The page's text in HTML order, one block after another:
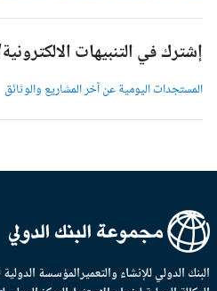
إشترك في التنبيهات الالكترونية/
المستجدات اليومية عن آخر المشاريع والوثائق
الدولي للإنشاء والتعميرالمؤسسة الدولية